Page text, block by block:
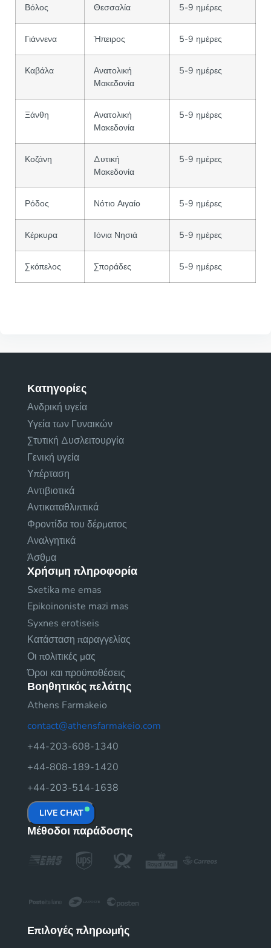
Βόλος Θεσσαλία 5-9 ημέρες
Γιάννενα Ήπειρος 5-9 ημέρες
Καβάλα
Ανατολική
Μακεδονία
5-9 ημέρες
Ξάνθη
Ανατολική
Μακεδονία
5-9 ημέρες
Κοζάνη
Δυτική
Μακεδονία
5-9 ημέρες
Ρόδος Νότιο Αιγαίο 5-9 ημέρες
Κέρκυρα Ιόνια Νησιά 5-9 ημέρες
Σκόπελος Σποράδες 5-9 ημέρες
Κατηγορίες
Ανδρική υγεία
Υγεία των Γυναικών
Στυτική Δυσλειτουργία
Γενική υγεία
Υπέρταση
Αντιβιοτικά
Αντικαταθλιπτικά
Φροντίδα του δέρματος
Αναλγητικά
Άσθμα
Χρήσιμη πληροφορία
Sxetika me emas
Epikoinoniste mazi mas
Syxnes erotiseis
Κατάσταση παραγγελίας
Οι πολιτικές μας
Όροι και προϋποθέσεις
Βοηθητικός πελάτης
Athens Farmakeio
contact@athensfarmakeio.com
+44-203-608-1340
+44-808-189-1420
+44-203-514-1638
LIVE CHAT
Μέθοδοι παράδοσης
Επιλογές πληρωμής